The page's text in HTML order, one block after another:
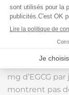
consommation
compléments
estimé qu’il
dose d’EGCG
Le repère
mg d’EGCG
montrent pas